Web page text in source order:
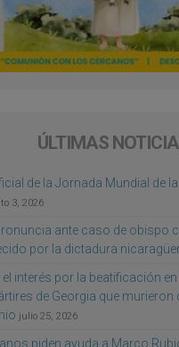
ÚLTIMAS
de la Jornada Mundial de la
3, 2026
ante caso de obispo
por la dictadura
interés por la beatificación
de Georgia que murieron
julio 25, 2026
piden ayuda a Marco